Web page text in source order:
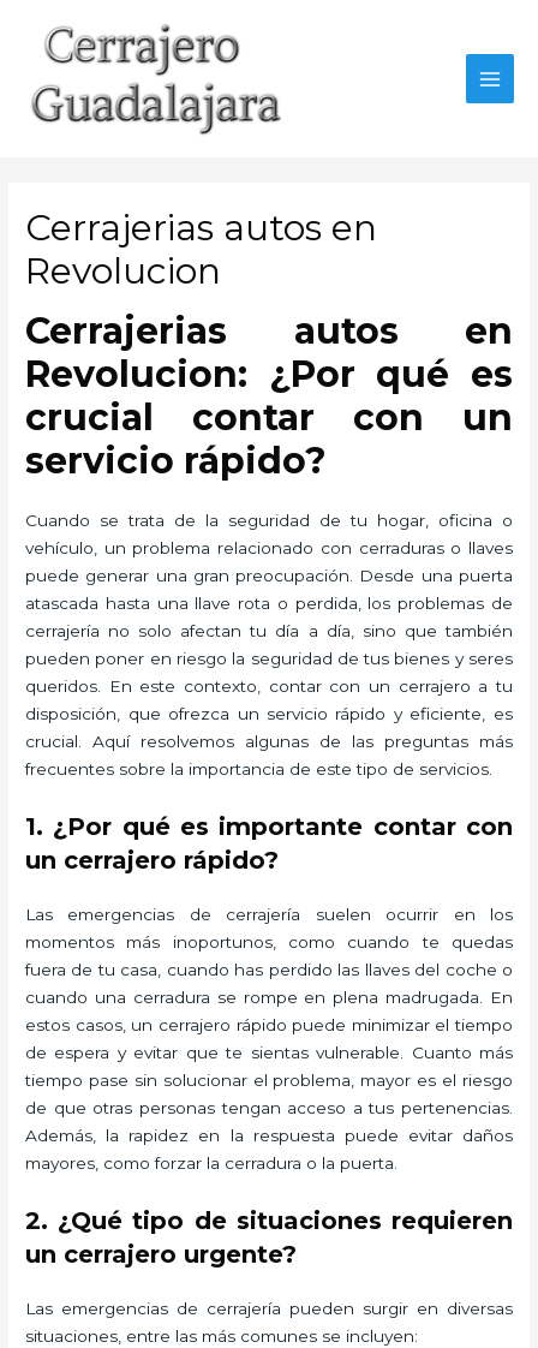
contenido
Cerrajerias autos en
Revolucion
Cerrajerias autos en
Revolucion: ¿Por qué es
crucial contar con un
servicio rápido?
Cuando se trata de la seguridad de tu hogar, oficina o
vehículo, un problema relacionado con cerraduras o llaves
puede generar una gran preocupación. Desde una puerta
atascada hasta una llave rota o perdida, los problemas de
cerrajería no solo afectan tu día a día, sino que también
pueden poner en riesgo la seguridad de tus bienes y seres
queridos. En este contexto, contar con un cerrajero a tu
disposición, que ofrezca un servicio rápido y eficiente, es
crucial. Aquí resolvemos algunas de las preguntas más
frecuentes sobre la importancia de este tipo de servicios.
1. ¿Por qué es importante contar con
un cerrajero rápido?
Las emergencias de cerrajería suelen ocurrir en los
momentos más inoportunos, como cuando te quedas
fuera de tu casa, cuando has perdido las llaves del coche o
cuando una cerradura se rompe en plena madrugada. En
estos casos, un cerrajero rápido puede minimizar el tiempo
de espera y evitar que te sientas vulnerable. Cuanto más
tiempo pase sin solucionar el problema, mayor es el riesgo
de que otras personas tengan acceso a tus pertenencias.
Además, la rapidez en la respuesta puede evitar daños
mayores, como forzar la cerradura o la puerta.
2. ¿Qué tipo de situaciones requieren
un cerrajero urgente?
Las emergencias de cerrajería pueden surgir en diversas
situaciones, entre las más comunes se incluyen: